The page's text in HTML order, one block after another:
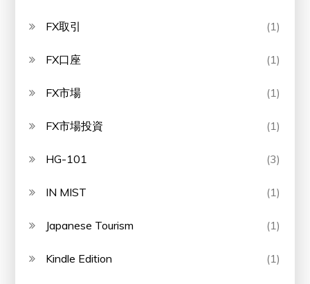
FX取引 (1)
FX口座 (1)
FX市場 (1)
FX市場投資 (1)
HG-101 (3)
IN MIST (1)
Japanese Tourism (1)
Kindle Edition (1)